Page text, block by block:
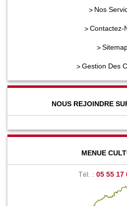
Nos
Contactez-
Gestion Des
NOUS REJOINDRE
MENUE
Tél. : 05 55 17